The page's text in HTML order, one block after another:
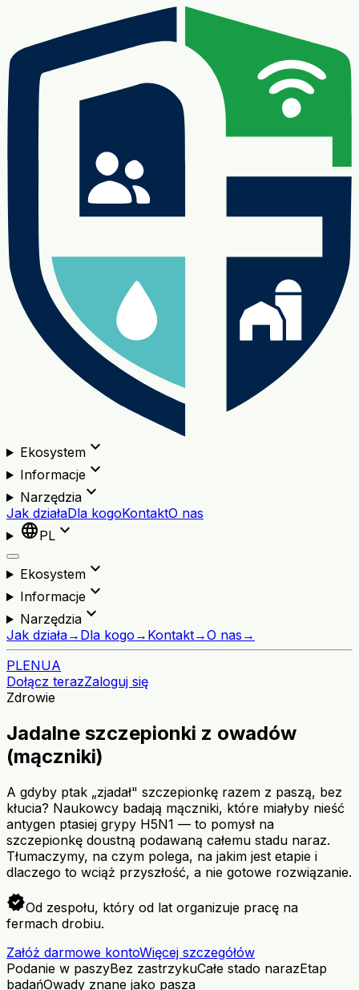
Ekosystemexpand_more
Informacjeexpand_more
Narzędziaexpand_more
Jak działaDla kogoKontaktO nas
languagePL expand_more
Ekosystemexpand_more
Informacjeexpand_more
Narzędziaexpand_more
Jak działa→ Dla kogo → Kontakt→O nas →
PLENUA
Dołącz terazZaloguj się
Zdrowie
Jadalne szczepionki z owadów
(mączniki)
A gdyby ptak „zjadał" szczepionkę razem z paszą, bez
kłucia? Naukowcy badają mączniki, które miałyby nieść
antygen ptasiej grypy H5N1 — to pomysł na
szczepionkę doustną podawaną całemu stadu naraz.
Tłumaczymy, na czym polega, na jakim jest etapie i
dlaczego to wciąż przyszłość, a nie gotowe rozwiązanie.
verifiedOd zespołu, który od lat organizuje pracę na
fermach drobiu.
Załóż darmowe kontoWięcej szczegółów
Podanie w paszyBez zastrzykuCałe stado narazEtap
badańOwady znane jako pasza